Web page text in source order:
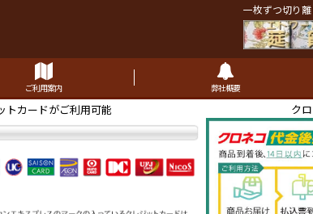
一枚ずつ切り
ご利用案内 弊社概要
トカードがご利用可能 ク